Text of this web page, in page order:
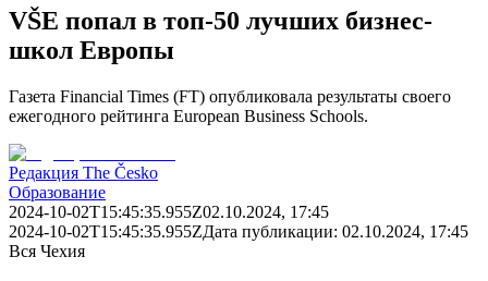
VŠE попал в топ-50 лучших бизнес-
школ Европы
Газета Financial Times (FT) опубликовала результаты своего
ежегодного рейтинга European Business Schools.
Редакция The Česko
Образование
2024-10-02T15:45:35.955Z02.10.2024, 17:45
2024-10-02T15:45:35.955ZДата публикации: 02.10.2024, 17:45
Вся Чехия